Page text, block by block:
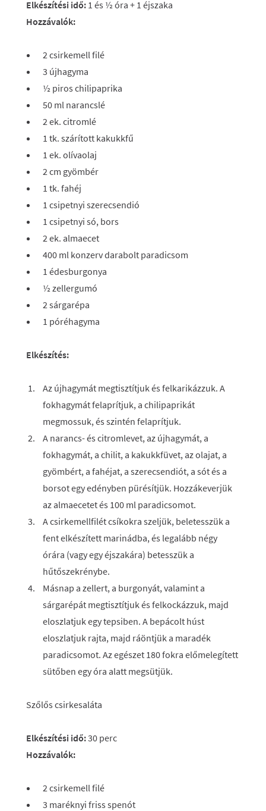
Elkészítési idő: 1 és ½ óra + 1 éjszaka
Hozzávalók:
2 csirkemell filé
3 újhagyma
½ piros chilipaprika
50 ml narancslé
2 ek. citromlé
1 tk. szárított kakukkfű
1 ek. olívaolaj
2 cm gyömbér
1 tk. fahéj
1 csipetnyi szerecsendió
1 csipetnyi só, bors
2 ek. almaecet
400 ml konzerv darabolt paradicsom
1 édesburgonya
½ zellergumó
2 sárgarépa
1 póréhagyma
Elkészítés:
Az újhagymát megtisztítjuk és felkarikázzuk. A
fokhagymát felaprítjuk, a chilipaprikát
megmossuk, és szintén felaprítjuk.
A narancs- és citromlevet, az újhagymát, a
fokhagymát, a chilit, a kakukkfüvet, az olajat, a
gyömbért, a fahéjat, a szerecsendiót, a sót és a
borsot egy edényben pürésítjük. Hozzákeverjük
az almaecetet és 100 ml paradicsomot.
A csirkemellfilét csíkokra szeljük, beletesszük a
fent elkészített marinádba, és legalább négy
órára (vagy egy éjszakára) betesszük a
hűtőszekrénybe.
Másnap a zellert, a burgonyát, valamint a
sárgarépát megtisztítjuk és felkockázzuk, majd
eloszlatjuk egy tepsiben. A bepácolt húst
eloszlatjuk rajta, majd ráöntjük a maradék
paradicsomot. Az egészet 180 fokra előmelegített
sütőben egy óra alatt megsütjük.
Szőlős csirkesaláta
Elkészítési idő:30 perc
Hozzávalók:
2 csirkemell filé
3 maréknyi friss spenót